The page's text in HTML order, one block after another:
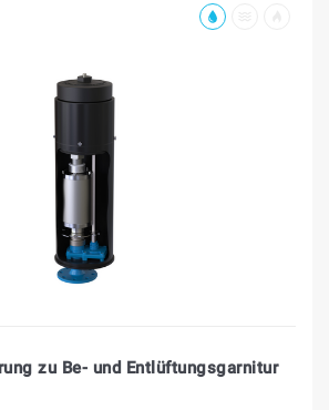
zu Be- und Entlüftungsgarnitur